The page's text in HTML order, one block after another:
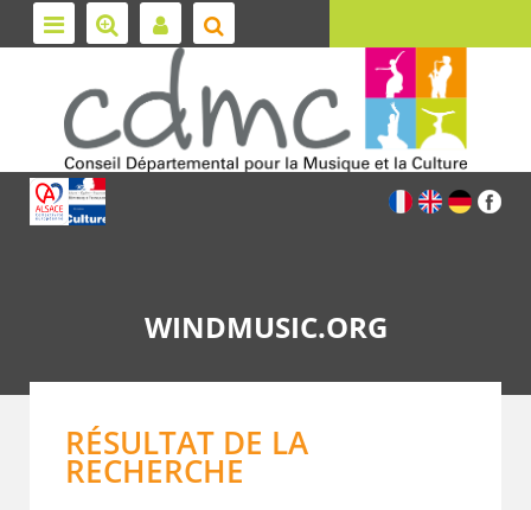
WINDMUSIC.ORG
RÉSULTAT DE LA
RECHERCHE